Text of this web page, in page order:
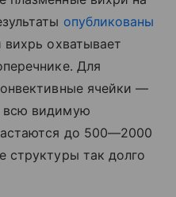
опубликованы
охватывает
Для
ячейки —
видимую
до 500—2000
структуры так долго